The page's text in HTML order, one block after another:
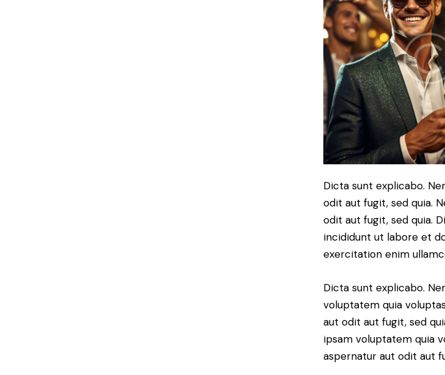
Dicta sunt explicabo.
odit aut fugit, sed quia.
odit aut fugit, sed quia.
incididunt ut labore et
exercitation enim
Dicta sunt explicabo.
voluptatem quia
aut odit aut fugit, sed
ipsam voluptatem quia
aspernatur aut odit aut